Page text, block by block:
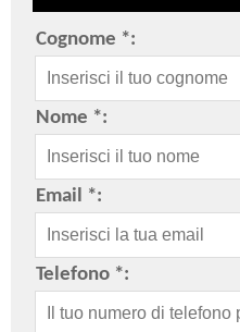
Cognome *:
Nome *:
Email *:
Telefono *: